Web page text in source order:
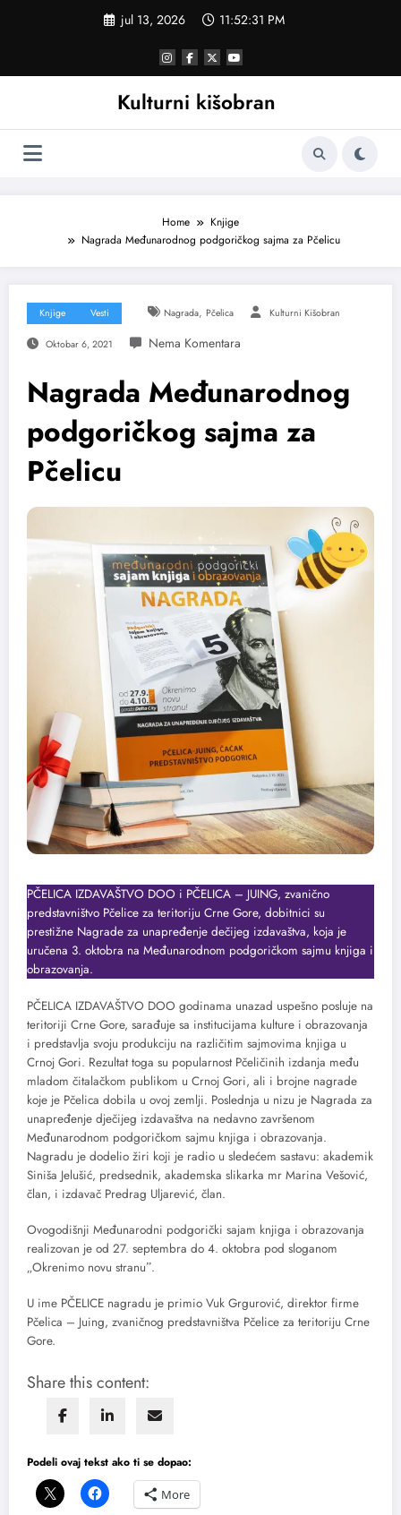
jul 13, 2026 11:52:31 PM
Kulturni kišobran
Home
Knjige
Nagrada Međunarodnog podgoričkog sajma za Pčelicu
Knjige Vesti Nagrada, Pčelica Kulturni Kišobran
Oktobar 6, 2021
Nagrada Međunarodnog
podgoričkog sajma za
Pčelicu
PČELICA IZDAVAŠTVO DOO i PČELICA – JUING, zvanično
predstavništvo Pčelice za teritoriju Crne Gore, dobitnici su
prestižne Nagrade za unapređenje dečijeg izdavaštva, koja je
uručena 3. oktobra na Međunarodnom podgoričkom sajmu knjiga i
obrazovanja.
PČELICA IZDAVAŠTVO DOO godinama unazad uspešno posluje na
teritoriji Crne Gore, sarađuje sa institucijama kulture i obrazovanja
i predstavlja svoju produkciju na različitim sajmovima knjiga u
Crnoj Gori. Rezultat toga su popularnost Pčeličinih izdanja među
mladom čitalačkom publikom u Crnoj Gori, ali i brojne nagrade
koje je Pčelica dobila u ovoj zemlji. Poslednja u nizu je Nagrada za
unapređenje dječijeg izdavaštva na nedavno završenom
Međunarodnom podgoričkom sajmu knjiga i obrazovanja.
Nagradu je dodelio žiri koji je radio u sledećem sastavu: akademik
Siniša Jelušić, predsednik, akademska slikarka mr Marina Vešović,
član, i izdavač Predrag Uljarević, član.
Ovogodišnji Međunarodni podgorički sajam knjiga i obrazovanja
realizovan je od 27. septembra do 4. oktobra pod sloganom
„Okrenimo novu stranuˮ.
U ime PČELICE nagradu je primio Vuk Grgurović, direktor firme
Pčelica – Juing, zvaničnog predstavništva Pčelice za teritoriju Crne
Gore.
Share this content:
Podeli ovaj tekst ako ti se dopao:
More